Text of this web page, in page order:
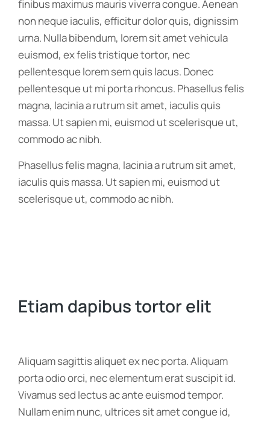
finibus maximus mauris viverra congue. Aenean
non neque iaculis, efficitur dolor quis, dignissim
urna. Nulla bibendum, lorem sit amet vehicula
euismod, ex felis tristique tortor, nec
pellentesque lorem sem quis lacus. Donec
pellentesque ut mi porta rhoncus. Phasellus felis
magna, lacinia a rutrum sit amet, iaculis quis
massa. Ut sapien mi, euismod ut scelerisque ut,
commodo ac nibh.
Phasellus felis magna, lacinia a rutrum sit amet,
iaculis quis massa. Ut sapien mi, euismod ut
scelerisque ut, commodo ac nibh.
Etiam dapibus tortor elit
Aliquam sagittis aliquet ex nec porta. Aliquam
porta odio orci, nec elementum erat suscipit id.
Vivamus sed lectus ac ante euismod tempor.
Nullam enim nunc, ultrices sit amet congue id,